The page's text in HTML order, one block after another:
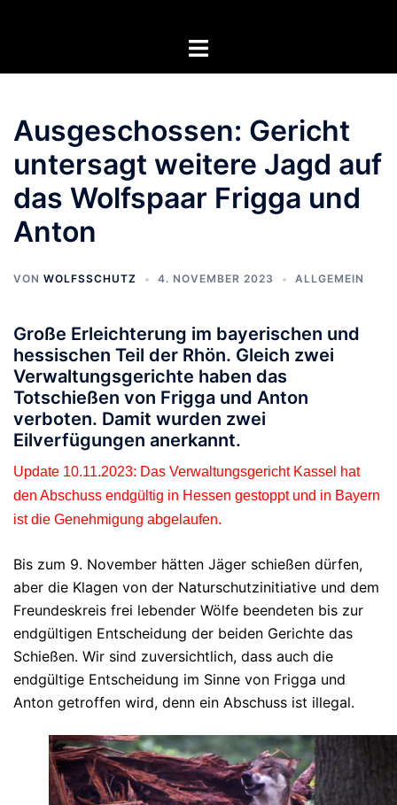
Menü
Ausgeschossen: Gericht
untersagt weitere Jagd auf
das Wolfspaar Frigga und
Anton
VON WOLFSSCHUTZ 4. NOVEMBER 2023 ALLGEMEIN
Große Erleichterung im bayerischen und
hessischen Teil der Rhön. Gleich zwei
Verwaltungsgerichte haben das
Totschießen von Frigga und Anton
verboten. Damit wurden zwei
Eilverfügungen anerkannt.
Update 10.11.2023: Das Verwaltungsgericht Kassel hat
den Abschuss endgültig in Hessen gestoppt und in Bayern
ist die Genehmigung abgelaufen.
Bis zum 9. November hätten Jäger schießen dürfen,
aber die Klagen von der Naturschutzinitiative und dem
Freundeskreis frei lebender Wölfe beendeten bis zur
endgültigen Entscheidung der beiden Gerichte das
Schießen. Wir sind zuversichtlich, dass auch die
endgültige Entscheidung im Sinne von Frigga und
Anton getroffen wird, denn ein Abschuss ist illegal.